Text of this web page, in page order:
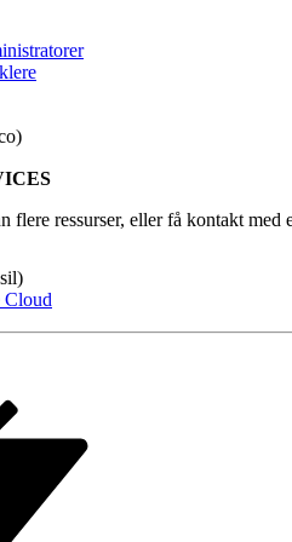
bruker ikke Amazon Connect-
flytmalene for Voice som
og overføring av feil i
både interne utvidelser og
disse problemene når du
bekrefter denne banen.
All IVR-logikk – menyer,
tidkrevende delen av en
minimum to til fire uker,
tilpasset kode:
– må erstattes med
MED Å LØSE PROBLEMET
flere ressurser, eller få kontakt med
Cloud